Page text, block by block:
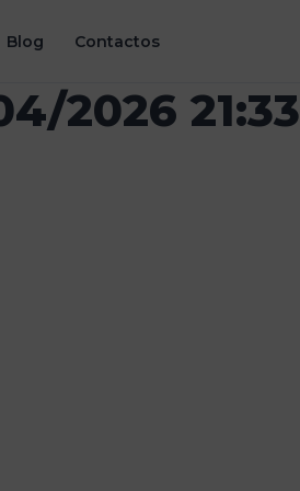
Blog Contactos
2026 21:33